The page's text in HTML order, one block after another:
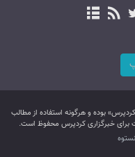
بوده و هرگونه استفاده از مطالب
برای خبرگزاری کردپرس محفوظ است.